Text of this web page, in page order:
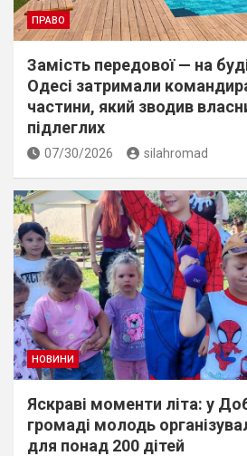
ПРАВО
Замість передової — на
Одесі затримали
частини, який зводив
підлеглих
07/30/2026 silahromad
НОВИНИ
Яскраві моменти літа: у
громаді молодь
для понад 200 дітей